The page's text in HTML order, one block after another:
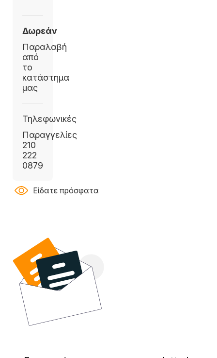
Δωρεάν
Παραλαβή
από
το
κατάστημα
μας
Τηλεφωνικές
Παραγγελίες
210
222
0879
Είδατε πρόσφατα